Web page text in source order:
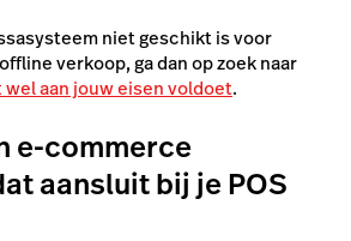
niet geschikt is voor
verkoop, ga dan op zoek naar
wel aan jouw eisen voldoet.
e-commerce
aansluit bij je POS